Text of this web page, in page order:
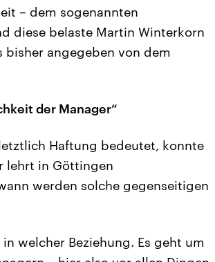
– dem sogenannten
diese belaste Martin Winterkorn
bisher angegeben von dem
der Manager“
Haftung bedeutet, konnte
lehrt in Göttingen
werden solche gegenseitigen
welcher Beziehung. Es geht um